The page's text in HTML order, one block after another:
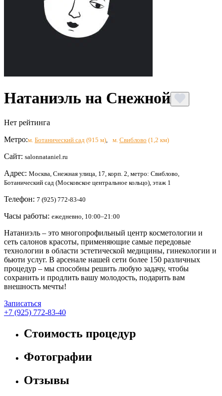
Натаниэль на Снежной
Нет рейтинга
Метро:м. Ботанический сад (915 м) м. Свиблово (1,2 км)
Сайт: salonnataniel.ru
Адрес: Москва, Снежная улица, 17, корп. 2, метро: Свиблово,
Ботанический сад (Московское центральное кольцо), этаж 1
Телефон: 7 (925) 772-83-40
Часы работы: ежедневно, 10:00–21:00
Натаниэль – это многопрофильный центр косметологии и
сеть салонов красоты, применяющие самые передовые
технологии в области эстетической медицины, гинекологии и
бьюти услуг. В арсенале нашей сети более 150 различных
процедур – мы способны решить любую задачу, чтобы
сохранить и продлить вашу молодость, подарить вам
внешность мечты!
Записаться
+7 (925) 772-83-40
Стоимость процедур
Фотографии
Отзывы